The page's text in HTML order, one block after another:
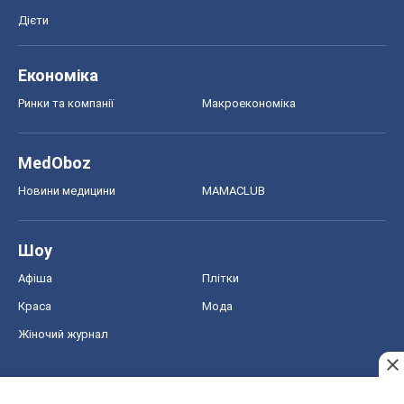
Дієти
Економіка
Ринки та компанії Макроекономіка
MedOboz
Новини медицини MAMACLUB
Шоу
Афіша Плітки
Краса Мода
Жіночий журнал